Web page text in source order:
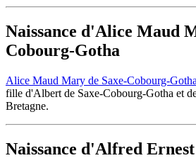
Naissance d'Alice Maud
Cobourg-Gotha
Alice Maud Mary de Saxe-Cobourg-Gotha
fille d'Albert de Saxe-Cobourg-Gotha et
Bretagne.
Naissance d'Alfred